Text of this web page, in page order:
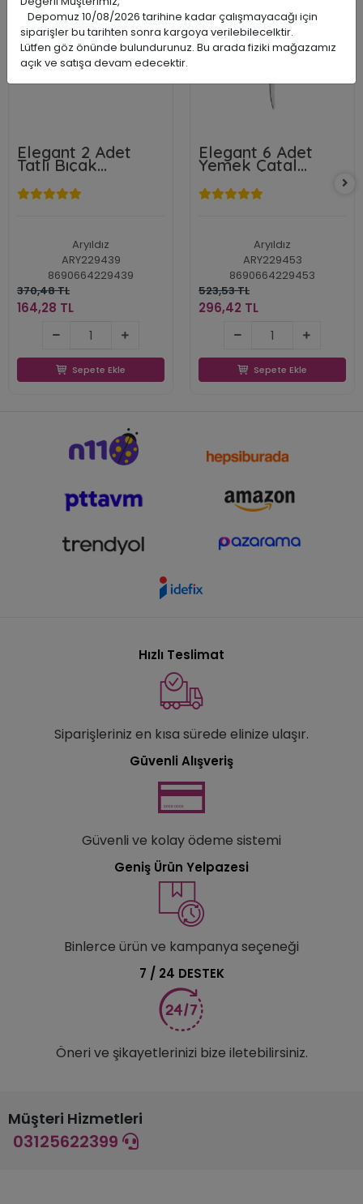
%56
Elegant 2 Adet
Tatlı Bıçak
Vakumlu
Aryıldız
ARY229439
8690664229439
370,48 TL
164,28 TL
Sepete Ekle
Elegant 6 Adet
Yemek Çatal
Vakumlu
Aryıldız
ARY229453
8690664229453
523,53 TL
296,42 TL
Sepete Ekle
Hızlı Teslimat
Siparişleriniz en kısa sürede elinize ulaşır.
Güvenli Alışveriş
Güvenli ve kolay ödeme sistemi
Geniş Ürün Yelpazesi
Binlerce ürün ve kampanya seçeneği
7 / 24 DESTEK
Öneri ve şikayetlerinizi bize iletebilirsiniz.
Müşteri Hizmetleri
03125622399
Depomuz 10/08/2026 tarihine kadar çalışmayacağı için
siparişler bu tarihten sonra kargoya verilebilecelktir.
Lütfen göz önünde bulundurunuz. Bu arada fiziki mağazamız
açık ve satışa devam edecektir.